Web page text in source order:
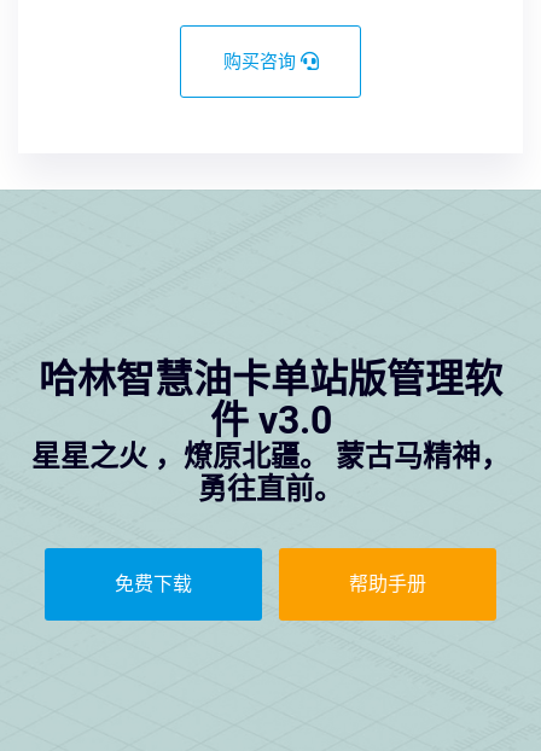
购买咨询
哈林智慧油卡单站版管理软
件 v3.0
星星之火 ，燎原北疆。 蒙古马精神，
勇往直前。
免费下载 帮助手册